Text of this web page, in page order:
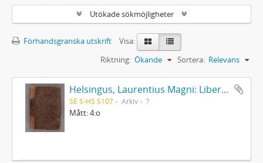
Utökade sökmöjligheter
Förhandsgranska utskrift
Visa:
Sortera: Relevans
Riktning: Ökande
Helsingus, Laurentius Magni: Liber antiphonarius
SE S-HS S107 Arkiv ?
Mått: 4:o